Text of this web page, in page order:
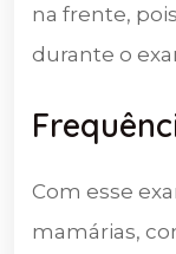
na frente,
durante o
Com esse
mamárias,